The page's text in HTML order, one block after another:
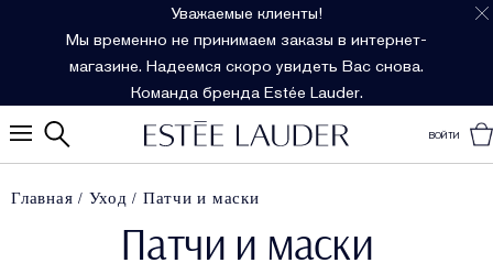
Уважаемые клиенты!
Мы временно не принимаем заказы в интернет-
магазине. Надеемся скоро увидеть Вас снова.
Команда бренда Estée Lauder.
ВОЙТИ
Главная Уход Патчи и маски
Патчи и маски